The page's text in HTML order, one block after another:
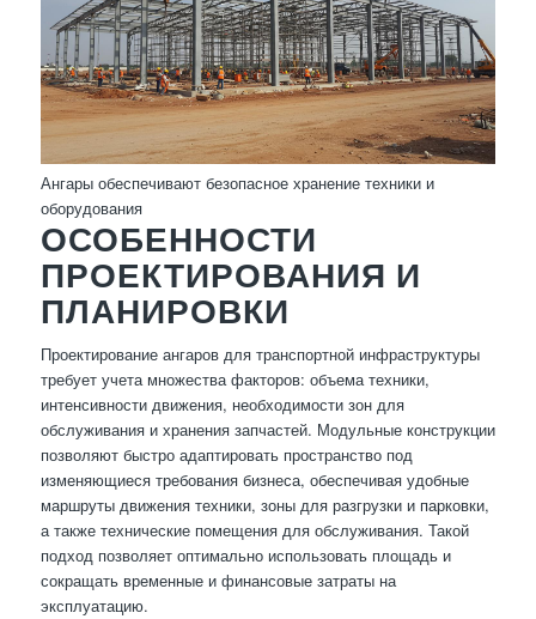
Ангары обеспечивают безопасное хранение техники и
оборудования
ОСОБЕННОСТИ
ПРОЕКТИРОВАНИЯ И
ПЛАНИРОВКИ
Проектирование ангаров для транспортной инфраструктуры
требует учета множества факторов: объема техники,
интенсивности движения, необходимости зон для
обслуживания и хранения запчастей. Модульные конструкции
позволяют быстро адаптировать пространство под
изменяющиеся требования бизнеса, обеспечивая удобные
маршруты движения техники, зоны для разгрузки и парковки,
а также технические помещения для обслуживания. Такой
подход позволяет оптимально использовать площадь и
сокращать временные и финансовые затраты на
эксплуатацию.